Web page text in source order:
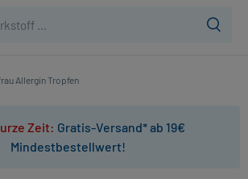
Allergin Tropfen
Zeit: Gratis-Versand* ab 19€
Mindestbestellwert!